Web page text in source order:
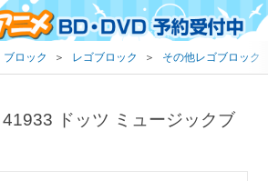
ブロック ＞ レゴブロック ＞ その他レゴブロック
ドッツ ミュージックブ